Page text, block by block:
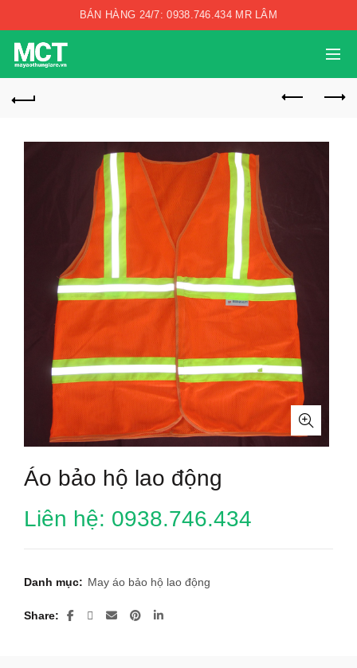
BÁN HÀNG 24/7: 0938.746.434 MR LÂM
Áo bảo hộ lao động
Liên hệ: 0938.746.434
Danh mục: May áo bảo hộ lao động
Share